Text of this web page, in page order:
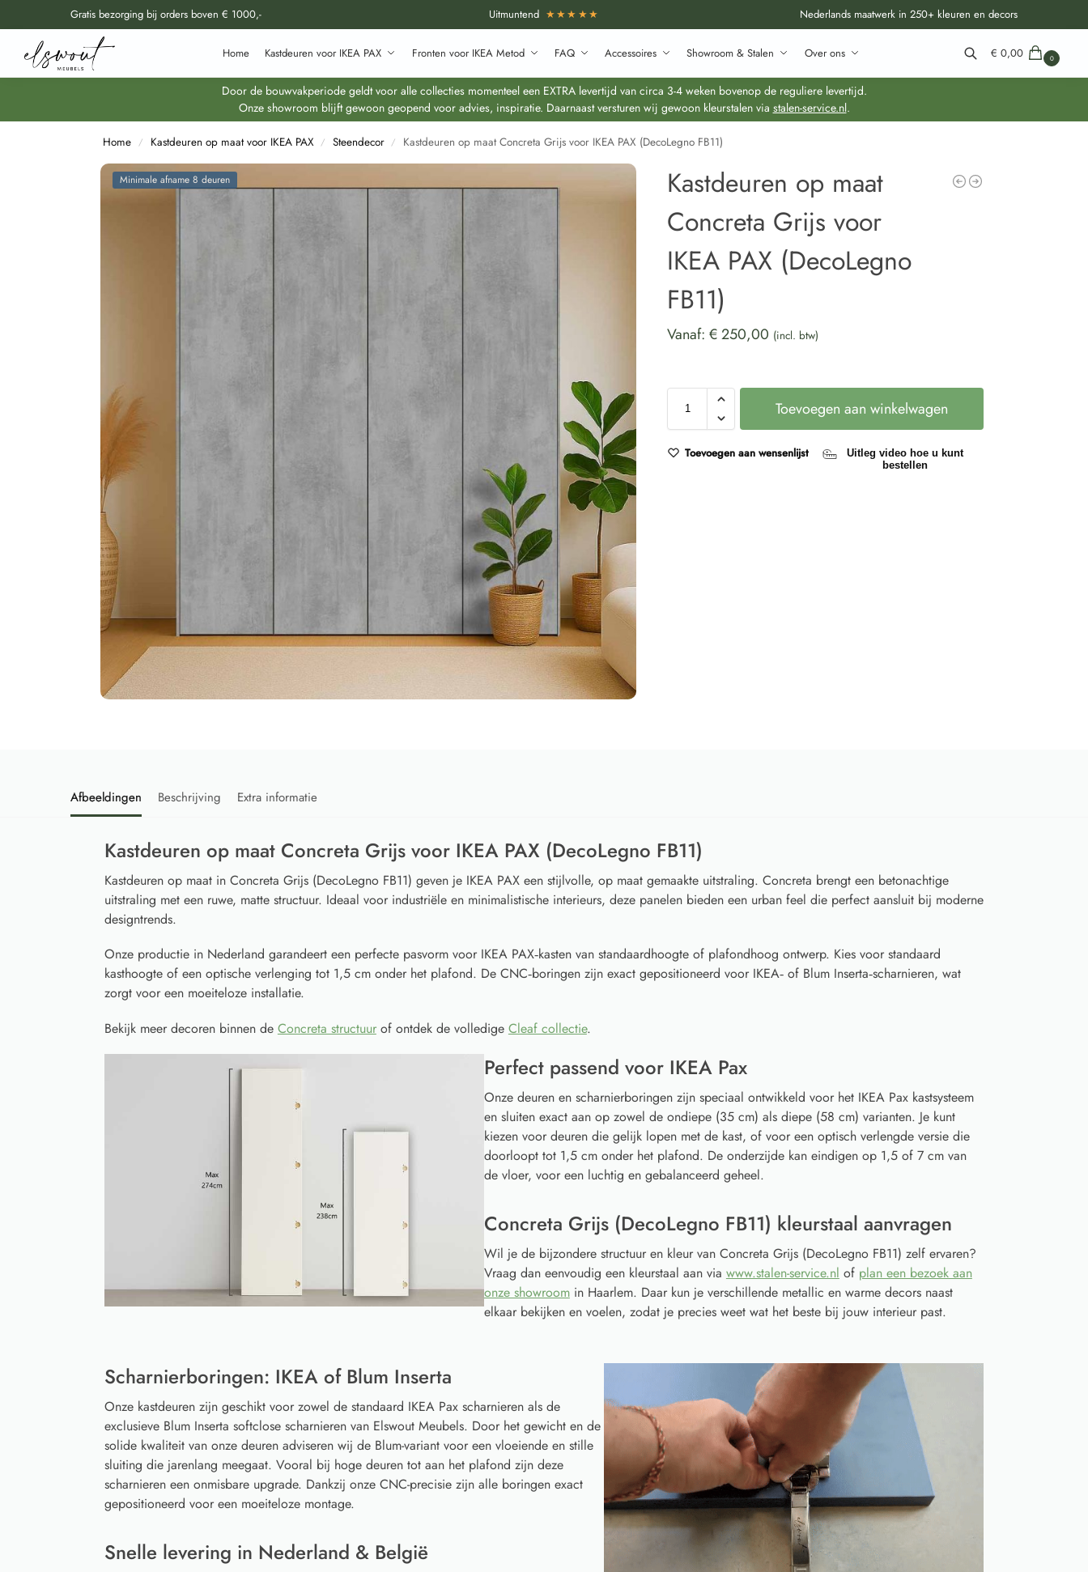
Gratis bezorging bij orders boven € 1000,- Uitmuntend ★★★★★ Nederlands maatwerk in 250+ kleuren en decors
Home Kastdeuren voor IKEA PAX Fronten voor IKEA Metod FAQ Accessoires Showroom & Stalen Over ons
Doorzoek al onze producten
Zoeken
€ 0,00 0
Door de bouwvakperiode geldt voor alle collecties momenteel een EXTRA levertijd van circa 3-4 weken bovenop de reguliere levertijd.
Onze showroom blijft gewoon geopend voor advies, inspiratie. Daarnaast versturen wij gewoon kleurstalen via stalen-service.nl.
Home / Kastdeuren op maat voor IKEA PAX / Steendecor / Kastdeuren op maat Concreta Grijs voor IKEA PAX (DecoLegno FB11)
Minimale afname 8 deuren
Kastdeuren op maat
Concreta Grijs voor
IKEA PAX (DecoLegno
FB11)
Vanaf:€250,00 (incl. btw)
Toevoegen aan winkelwagen
Toevoegen aan wensenlijst
Uitleg video hoe u kunt
bestellen
Afbeeldingen Beschrijving Extra informatie
Kastdeuren op maat Concreta Grijs voor IKEA PAX (DecoLegno FB11)
Kastdeuren op maat in Concreta Grijs (DecoLegno FB11) geven je IKEA PAX een stijlvolle, op maat gemaakte uitstraling. Concreta brengt een betonachtige
uitstraling met een ruwe, matte structuur. Ideaal voor industriële en minimalistische interieurs, deze panelen bieden een urban feel die perfect aansluit bij moderne
designtrends.
Onze productie in Nederland garandeert een perfecte pasvorm voor IKEA PAX‑kasten van standaardhoogte of plafondhoog ontwerp. Kies voor standaard
kasthoogte of een optische verlenging tot 1,5 cm onder het plafond. De CNC‑boringen zijn exact gepositioneerd voor IKEA‑ of Blum Inserta‑scharnieren, wat
zorgt voor een moeiteloze installatie.
Bekijk meer decoren binnen de Concreta structuurof ontdek de volledige Cleaf collectie.
Perfect passend voor IKEA Pax
Onze deuren en scharnierboringen zijn speciaal ontwikkeld voor het IKEA Pax kastsysteem
en sluiten exact aan op zowel de ondiepe (35 cm) als diepe (58 cm) varianten. Je kunt
kiezen voor deuren die gelijk lopen met de kast, of voor een optisch verlengde versie die
doorloopt tot 1,5 cm onder het plafond. De onderzijde kan eindigen op 1,5 of 7 cm van
de vloer, voor een luchtig en gebalanceerd geheel.
Concreta Grijs (DecoLegno FB11) kleurstaal aanvragen
Wil je de bijzondere structuur en kleur van Concreta Grijs (DecoLegno FB11) zelf ervaren?
Vraag dan eenvoudig een kleurstaal aan via www.stalen-service.nl of plan een bezoek aan
onze showroomin Haarlem. Daar kun je verschillende metallic en warme decors naast
elkaar bekijken en voelen, zodat je precies weet wat het beste bij jouw interieur past.
Scharnierboringen: IKEA of Blum Inserta
Onze kastdeuren zijn geschikt voor zowel de standaard IKEA Pax scharnieren als de
exclusieve Blum Inserta softclose scharnieren van Elswout Meubels. Door het gewicht en de
solide kwaliteit van onze deuren adviseren wij de Blum-variant voor een vloeiende en stille
sluiting die jarenlang meegaat. Vooral bij hoge deuren tot aan het plafond zijn deze
scharnieren een onmisbare upgrade. Dankzij onze CNC-precisie zijn alle boringen exact
gepositioneerd voor een moeiteloze montage.
Snelle levering in Nederland & België